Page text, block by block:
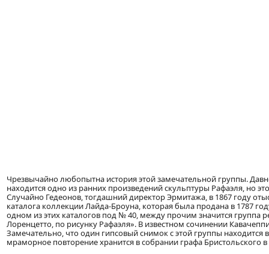
Чрезвычайно любопытна история этой замечательной группы.
находится одно из ранних произведений скульптуры Рафаэля, но
Случайно Гедеонов, тогдашний директор Эрмитажа, в 1867 году
каталога коллекции Лайда-Броуна, которая была продана в 1787
одном из этих каталогов под № 40, между прочим значится группа
Лоренцетто, по рисунку Рафаэля». В известном сочинении
Замечательно, что один гипсовый снимок с этой группы находится
мраморное повторение хранится в собрании графа Бристольского